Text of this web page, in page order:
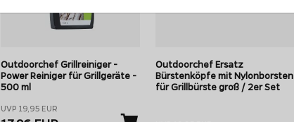
Outdoorchef Grillreiniger -
Power Reiniger für Grillgeräte -
500 ml
UVP 19,95 EUR
Outdoorchef Ersatz
Bürstenköpfe mit Nylonborsten
für Grillbürste groß / 2er Set